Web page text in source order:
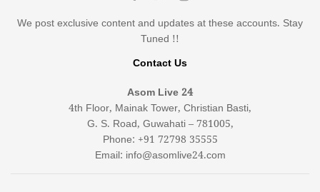
We post exclusive content and updates at these accounts. Stay
Tuned !!
Contact Us
Asom Live 24
4th Floor, Mainak Tower, Christian Basti,
G. S. Road, Guwahati – 781005,
Phone: +91 72798 35555
Email: info@asomlive24.com